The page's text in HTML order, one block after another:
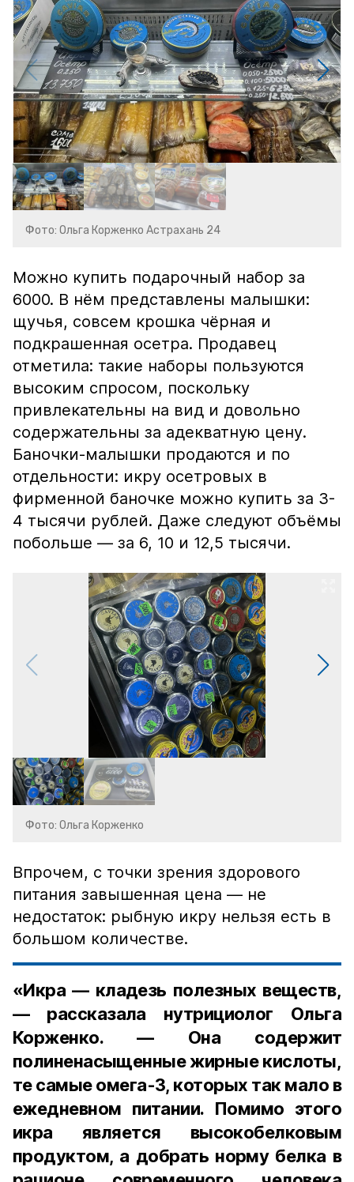
Фото: Ольга Корженко Астрахань 24
Можно купить подарочный набор за
6000. В нём представлены малышки:
щучья, совсем крошка чёрная и
подкрашенная осетра. Продавец
отметила: такие наборы пользуются
высоким спросом, поскольку
привлекательны на вид и довольно
содержательны за адекватную цену.
Баночки-малышки продаются и по
отдельности: икру осетровых в
фирменной баночке можно купить за 3-
4 тысячи рублей. Даже следуют объёмы
побольше — за 6, 10 и 12,5 тысячи.
Фото: Ольга Корженко
Впрочем, с точки зрения здорового
питания завышенная цена — не
недостаток: рыбную икру нельзя есть в
большом количестве.
«Икра — кладезь полезных веществ,
— рассказала нутрициолог Ольга
Корженко. — Она содержит
полиненасыщенные жирные кислоты,
те самые омега-3, которых так мало в
ежедневном питании. Помимо этого
икра является высокобелковым
продуктом, а добрать норму белка в